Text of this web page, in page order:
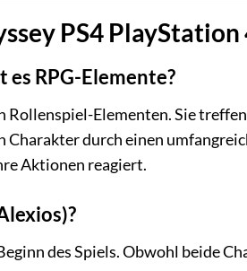
PS4 PlayStation
RPG-Elemente?
Rollenspiel-Elementen. Sie treffen
Charakter durch einen
Aktionen reagiert.
des Spiels. Obwohl beide